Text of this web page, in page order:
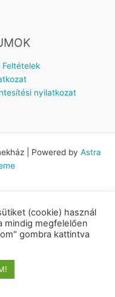
Feltételek
nyilatkozat
| Powered by Astra
(cookie) használ
mindig megfelelően
gombra kattintva